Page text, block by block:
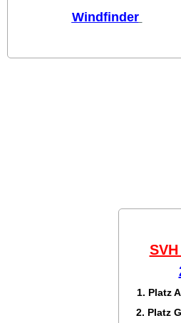
Windfinder
1. Platz
2. Platz